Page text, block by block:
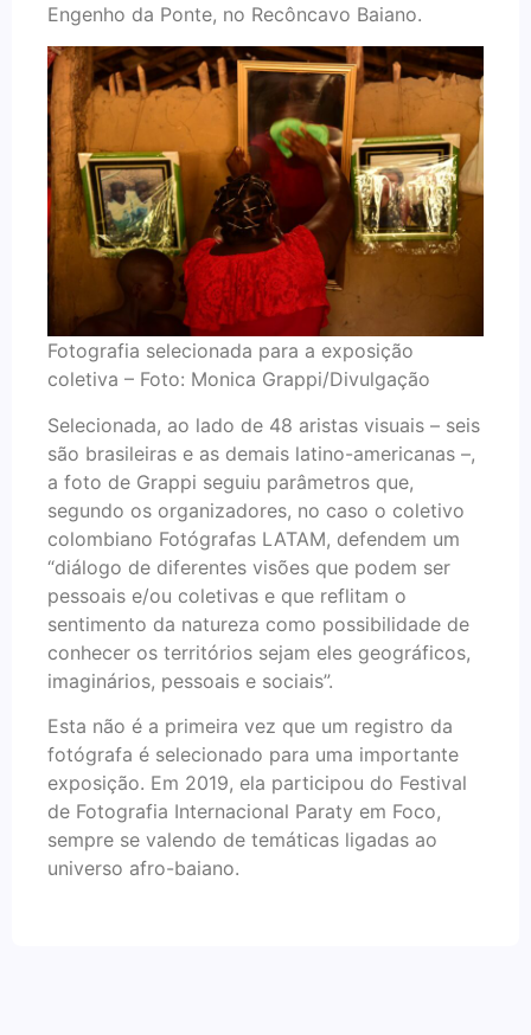
Engenho da Ponte, no Recôncavo Baiano.
Fotografia selecionada para a exposição
coletiva – Foto: Monica Grappi/Divulgação
Selecionada, ao lado de 48 aristas visuais – seis
são brasileiras e as demais latino-americanas –,
a foto de Grappi seguiu parâmetros que,
segundo os organizadores, no caso o coletivo
colombiano Fotógrafas LATAM, defendem um
“diálogo de diferentes visões que podem ser
pessoais e/ou coletivas e que reflitam o
sentimento da natureza como possibilidade de
conhecer os territórios sejam eles geográficos,
imaginários, pessoais e sociais”.
Esta não é a primeira vez que um registro da
fotógrafa é selecionado para uma importante
exposição. Em 2019, ela participou do Festival
de Fotografia Internacional Paraty em Foco,
sempre se valendo de temáticas ligadas ao
universo afro-baiano.